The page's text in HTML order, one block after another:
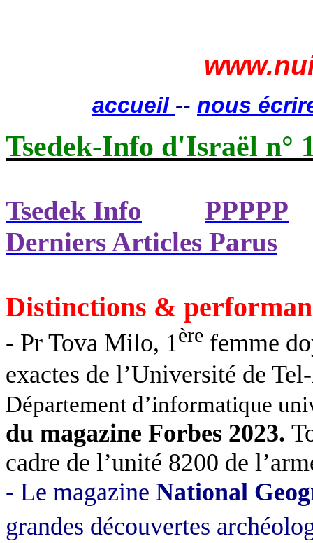
accueil -- nous
Tsedek-Info d'Israël n°
Tsedek Info
PPPPP
Derniers Articles Parus
Distinctions &
- Pr Tova Milo, 1ère femme
exactes de l’Université de
Département d’informatique
du magazine Forbes 2023.
cadre de l’unité 8200 de
- Le magazine National
grandes découvertes